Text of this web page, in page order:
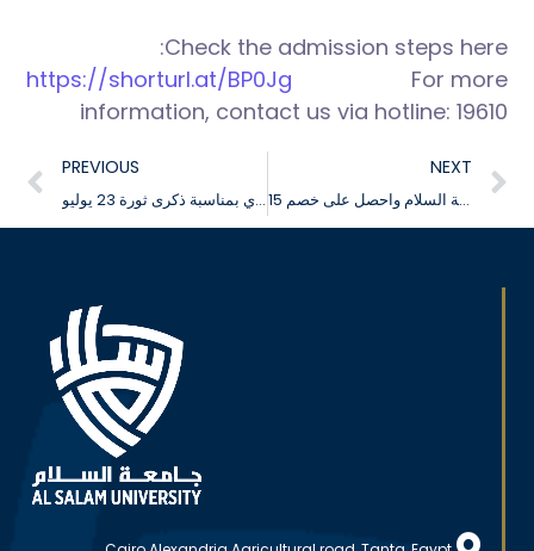
Check the admission steps here:
https://shorturl.at/BP0Jg
For more
information, contact us via hotline: 19610
PREVIOUS
جامعة السلام تهنئ الشعب المصري بمناسبة ذكرى ثورة 23 يوليو
NEXT
تقدم إلى برنامج العلاج الطبيعي جامعة السلام واحصل على خصم 15%